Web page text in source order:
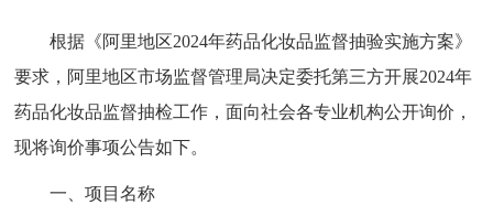
根据《阿里地区2024年药品化妆品监督抽验实施方案》
要求，阿里地区市场监督管理局决定委托第三方开展2024年
药品化妆品监督抽检工作，面向社会各专业机构公开询价，
现将询价事项公告如下。
一、项目名称